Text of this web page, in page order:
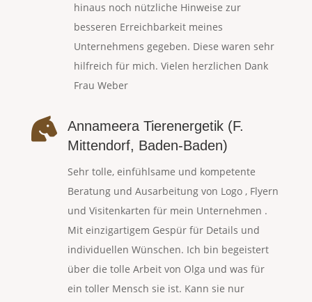
hinaus noch nützliche Hinweise zur
besseren Erreichbarkeit meines
Unternehmens gegeben. Diese waren sehr
hilfreich für mich. Vielen herzlichen Dank
Frau Weber

Annameera Tierenergetik (F.
Mittendorf, Baden-Baden)
Sehr tolle, einfühlsame und kompetente
Beratung und Ausarbeitung von Logo , Flyern
und Visitenkarten für mein Unternehmen .
Mit einzigartigem Gespür für Details und
individuellen Wünschen. Ich bin begeistert
über die tolle Arbeit von Olga und was für
ein toller Mensch sie ist. Kann sie nur